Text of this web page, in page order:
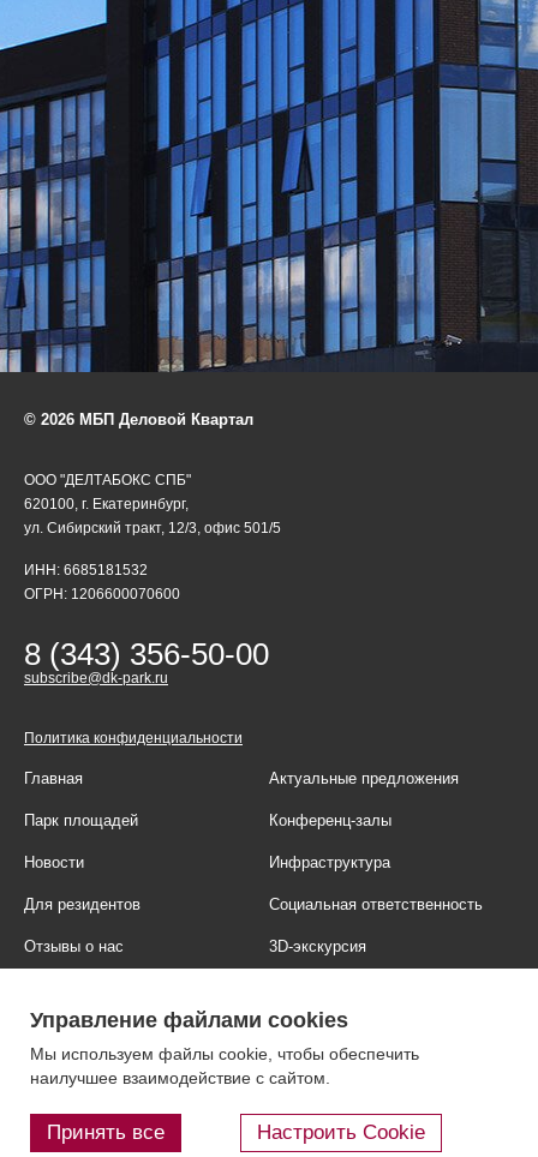
© 2026 МБП Деловой Квартал
ООО "ДЕЛТАБОКС СПБ"
620100, г. Екатеринбург,
ул. Сибирский тракт, 12/3, офис 501/5
ИНН: 6685181532
ОГРН: 1206600070600
8 (343) 356-50-00
subscribe@dk-park.ru
Политика конфиденциальности
Главная Актуальные предложения
Парк площадей Конференц-залы
Новости Инфраструктура
Для резидентов Социальная ответственность
Отзывы о нас 3D-экскурсия
Контакты Блог
Управление файлами cookies
Мы используем файлы cookie, чтобы обеспечить
наилучшее взаимодействие с сайтом.
Принять все Настроить Cookie